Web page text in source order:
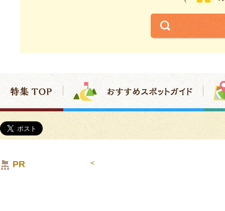
PR <